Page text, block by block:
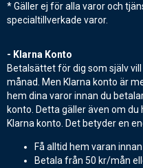
* Gäller ej för alla varor och
specialtillverkade varor.
- Klarna Konto
Betalsättet för dig som själv
månad. Men Klarna konto är
hem dina varor innan du
konto. Detta gäller även om
Klarna konto. Det betyder en
Få alltid hem varan
Betala från 50 kr/mån